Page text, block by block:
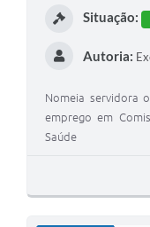
Situação:
Autoria:
Nomeia servidora
emprego em
Saúde